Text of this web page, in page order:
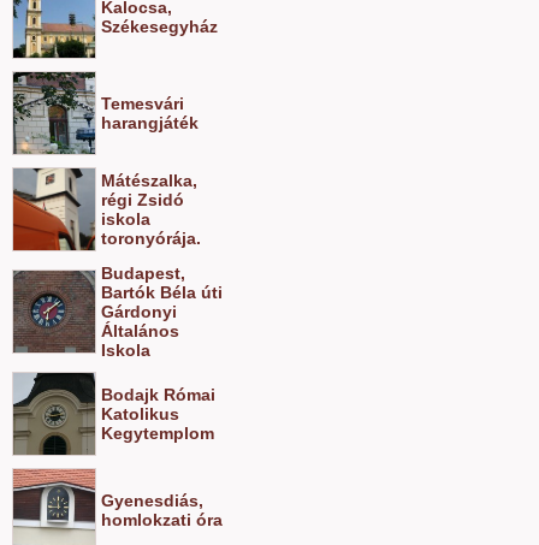
Kalocsa,
Székesegyház
Temesvári
harangjáték
Mátészalka,
régi Zsidó
iskola
toronyórája.
Budapest,
Bartók Béla úti
Gárdonyi
Általános
Iskola
Bodajk Római
Katolikus
Kegytemplom
Gyenesdiás,
homlokzati óra